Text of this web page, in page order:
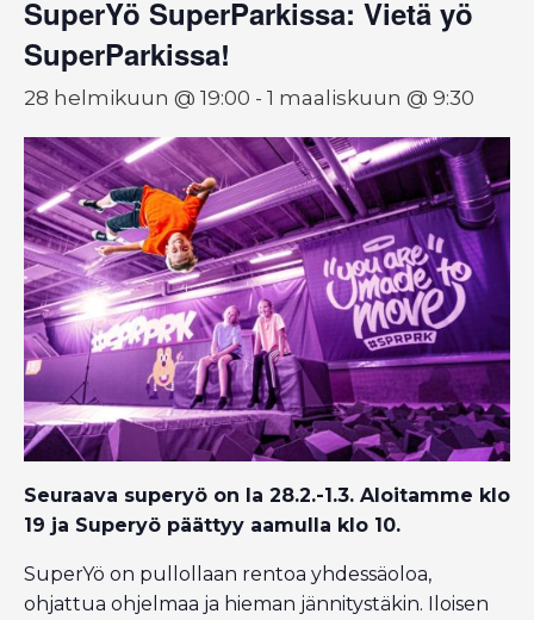
SuperYö SuperParkissa: Vietä yö
SuperParkissa!
28 helmikuun @ 19:00 - 1 maaliskuun @ 9:30
Seuraava superyö on la 28.2.-1.3. Aloitamme klo
19 ja Superyö päättyy aamulla klo 10.
SuperYö on pullollaan rentoa yhdessäoloa,
ohjattua ohjelmaa ja hieman jännitystäkin. Iloisen